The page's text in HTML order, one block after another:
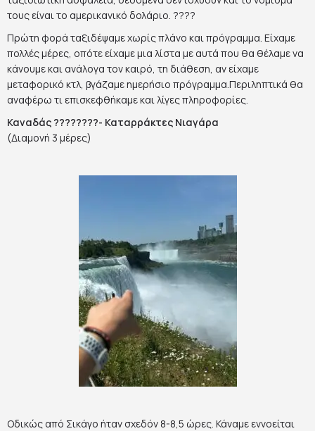
τους είναι το αμερικανικό δολάριο. ????
Πρώτη φορά ταξιδέψαμε χωρίς πλάνο και πρόγραμμα. Είχαμε
πολλές μέρες, οπότε είχαμε μια λίστα με αυτά που θα θέλαμε να
κάνουμε και ανάλογα τον καιρό, τη διάθεση, αν είχαμε
μεταφορικό κτλ, βγάζαμε ημερήσιο πρόγραμμα.Περιληπτικά θα
αναφέρω τι επισκεφθήκαμε και λίγες πληροφορίες.
Καναδάς ????????- Καταρράκτες Νιαγάρα
(Διαμονή 3 μέρες)
Οδικώς από Σικάγο ήταν σχεδόν 8-8,5 ώρες. Κάναμε εννοείται